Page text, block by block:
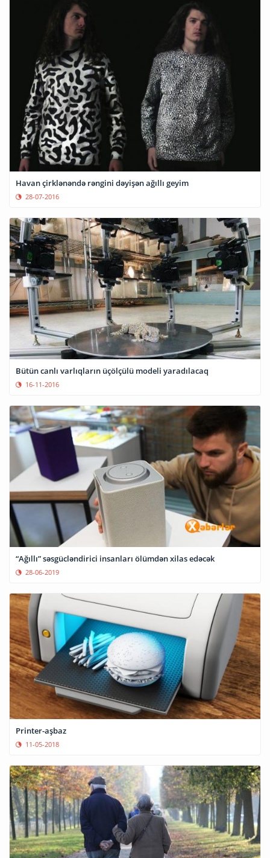
Havan çirklənəndə rəngini dəyişən ağıllı geyim
28-07-2016
Bütün canlı varlıqların üçölçülü modeli yaradılacaq
16-11-2016
“Ağıllı” səsgücləndirici insanları ölümdən xilas edəcək
28-06-2019
Printer-aşbaz
11-05-2018